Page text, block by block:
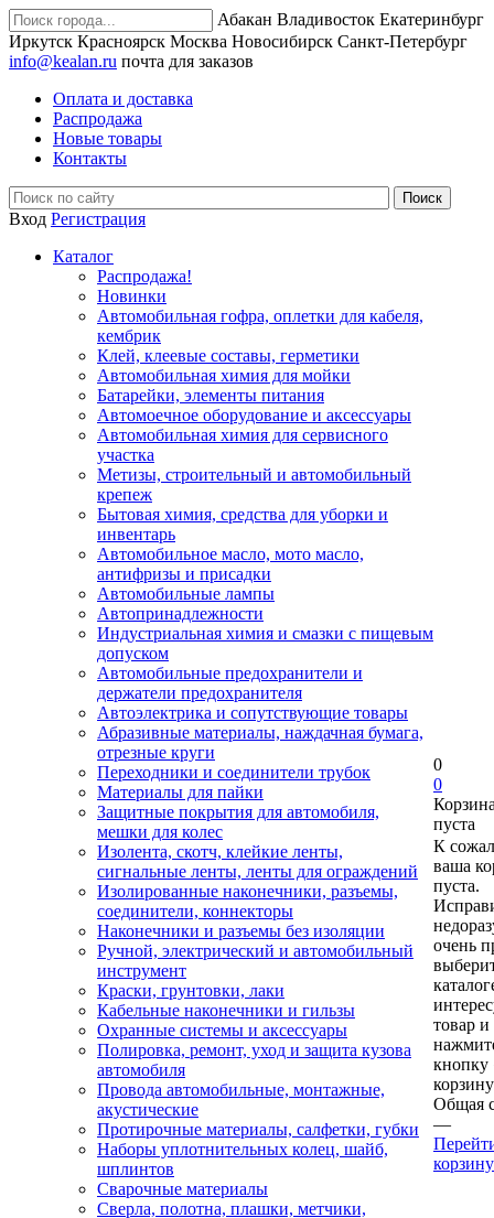
Абакан Владивосток Екатеринбург
Иркутск Красноярск Москва Новосибирск Санкт-Петербург
info@kealan.ru почта для заказов
Оплата и доставка
Распродажа
Новые товары
Контакты
Вход Регистрация
Каталог
Распродажа!
Новинки
Автомобильная гофра, оплетки для кабеля,
кембрик
Клей, клеевые составы, герметики
Автомобильная химия для мойки
Батарейки, элементы питания
Автомоечное оборудование и аксессуары
Автомобильная химия для сервисного
участка
Метизы, строительный и автомобильный
крепеж
Бытовая химия, средства для уборки и
инвентарь
Автомобильное масло, мото масло,
антифризы и присадки
Автомобильные лампы
Автопринадлежности
Индустриальная химия и смазки с пищевым
допуском
Автомобильные предохранители и
держатели предохранителя
Автоэлектрика и сопутствующие товары
Абразивные материалы, наждачная бумага,
отрезные круги
Переходники и соединители трубок
Материалы для пайки
Защитные покрытия для автомобиля,
мешки для колес
Изолента, скотч, клейкие ленты,
сигнальные ленты, ленты для ограждений
Изолированные наконечники, разъемы,
соединители, коннекторы
Наконечники и разъемы без изоляции
Ручной, электрический и автомобильный
инструмент
Краски, грунтовки, лаки
Кабельные наконечники и гильзы
Охранные системы и аксессуары
Полировка, ремонт, уход и защита кузова
автомобиля
Провода автомобильные, монтажные,
акустические
Протирочные материалы, салфетки, губки
Наборы уплотнительных колец, шайб,
шплинтов
Сварочные материалы
Сверла, полотна, плашки, метчики,
0
0
пуста
К
ваша
пуста.
очень
товар и
кнопку
Общая
—
корзину